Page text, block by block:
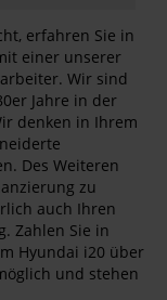
erfahren Sie in
einer unserer
Wir sind
Jahre in der
denken in Ihrem
Des Weiteren
zu
auch Ihren
Zahlen Sie in
Hyundai i20 über
und stehen